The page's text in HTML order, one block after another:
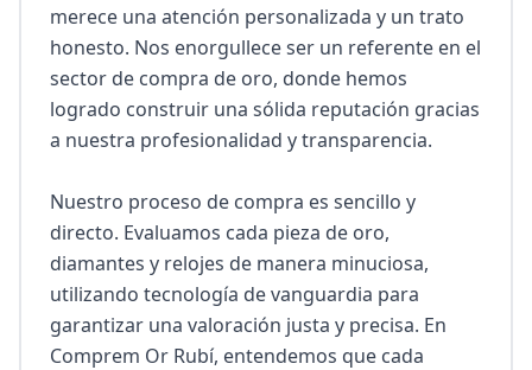
merece una atención personalizada y un trato
honesto. Nos enorgullece ser un referente en el
sector de compra de oro, donde hemos
logrado construir una sólida reputación gracias
a nuestra profesionalidad y transparencia.
Nuestro proceso de compra es sencillo y
directo. Evaluamos cada pieza de oro,
diamantes y relojes de manera minuciosa,
utilizando tecnología de vanguardia para
garantizar una valoración justa y precisa. En
Comprem Or Rubí, entendemos que cada